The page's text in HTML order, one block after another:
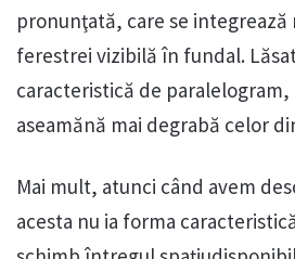
pronunţată, care se integrează
ferestrei vizibilă în fundal.
caracteristică de paralelogram,
aseamănă mai degrabă celor
Mai mult, atunci când avem
acesta nu ia forma